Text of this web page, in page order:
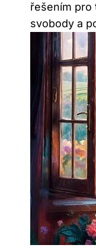
řešením pro
svobody a